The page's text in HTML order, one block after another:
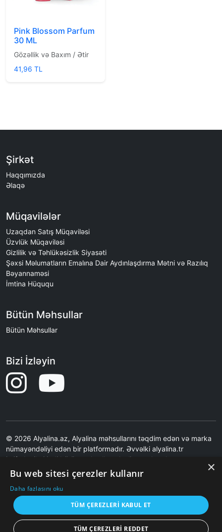
Pink Blossom Parfum
30 ML
Gözəllik və Baxım / Ətir
41,96 TL
Şirkət
Haqqımızda
Əlaqə
Müqavilələr
Uzaqdan Satış Müqaviləsi
Üzvlük Müqaviləsi
Gizlilik və Təhlükəsizlik Siyasəti
Şəxsi Məlumatların Emalına Dair Aydınlaşdırma Mətni və Razılıq
Bəyannaməsi
İmtina Hüququ
Bütün Məhsullar
Bütün Məhsullar
Bizi İzləyin
© 2026 Alyalina.az, Alyalina məhsullarını təqdim edən və marka
nümayəndəliyi edən bir platformadır. Əvvəlki alyalina.tr
istifadəçiləri indi bütün məhsulları alyalina.az kataloq
səhifəsindən nəzərdən keçirə bilərlər. Ən son qiymətlər və
şəkillər üçün Alyalina.tr-yə səbətə əlavə etmə əməliyyatı ilə
yönləndirilirsiniz.Saytımız birbaşa satış etmir.Saytımız Məhsul
Şəkilləri məzmunları və məhsul çatdırılması ilə bağlı məsuliyyət
qəbul etmir.
×
Bu web sitesi çerezler kullanır
Daha fazlasını oku
TÜM ÇEREZLERI KABUL ET
TÜM ÇEREZLERI REDDET